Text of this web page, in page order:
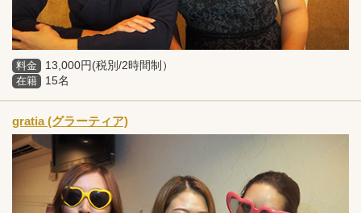
料金 13,000円(税別/2時間制）
在籍 15名
gratia (グラーティア)